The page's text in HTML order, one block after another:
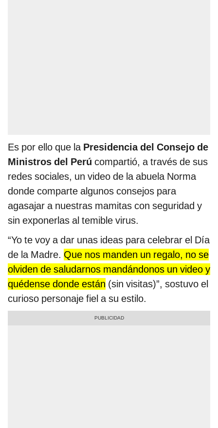
Es por ello que la Presidencia del Consejo de
Ministros del Perú compartió, a través de sus
redes sociales, un video de la abuela Norma
donde comparte algunos consejos para
agasajar a nuestras mamitas con seguridad y
sin exponerlas al temible virus.
“Yo te voy a dar unas ideas para celebrar el Día
de la Madre. Que nos manden un regalo, no se
olviden de saludarnos mandándonos un video y
quédense donde están (sin visitas)”, sostuvo el
curioso personaje fiel a su estilo.